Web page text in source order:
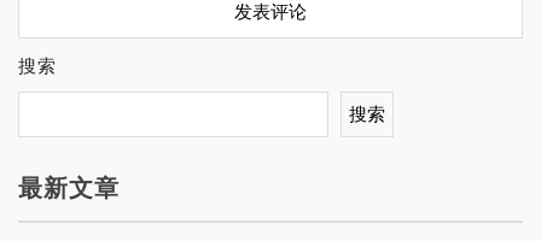
搜索
搜索
最新文章